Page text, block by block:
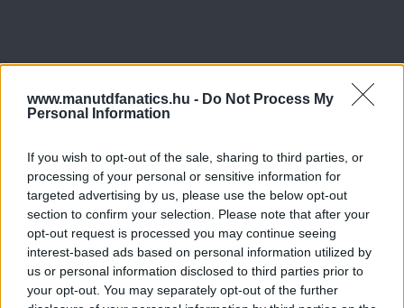
www.manutdfanatics.hu - Do Not Process My
Personal Information
If you wish to opt-out of the sale, sharing to third parties, or
processing of your personal or sensitive information for
targeted advertising by us, please use the below opt-out
section to confirm your selection. Please note that after your
opt-out request is processed you may continue seeing
interest-based ads based on personal information utilized by
us or personal information disclosed to third parties prior to
your opt-out. You may separately opt-out of the further